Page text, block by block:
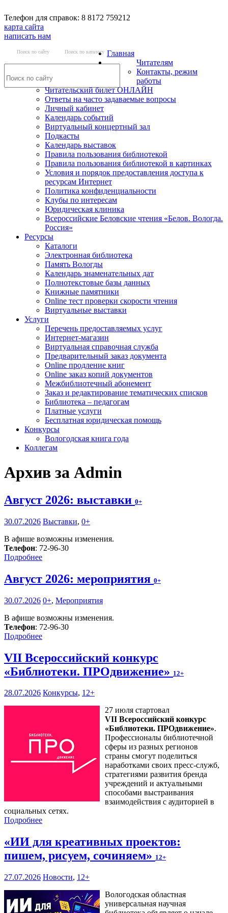
Телефон для справок: 8 8172 759212
карта сайта
написать нам
Поиск по сайту Поиск по каталогу Главная
Читателям
Контакты, режим
работы
Читательский билет ОНЛАЙН
Ответы на часто задаваемые вопросы
Личный кабинет
Календарь событий
Виртуальный концертный зал
Подкасты
Календарь выставок
Правила пользования библиотекой
Правила пользования библиотекой в картинках
Условия и порядок предоставления доступа к
ресурсам Интернет
Политика конфиденциальности
Клубы по интересам
Юридическая клиника
Всероссийские Беловские чтения «Белов. Вологда.
Россия»
Ресурсы
Каталоги
Электронная библиотека
Память Вологды
Календарь знаменательных дат
Полнотекстовые базы данных
Книжные памятники
Online тест проверки скорости чтения
Виртуальные выставки
Услуги
Перечень предоставляемых услуг
Интернет-магазин
Виртуальная справочная служба
Предварительный заказ документа
Online продление книг
Online заказ копий документов
Межбиблиотечный абонемент
Заказ и редактирование тематических списков
Библиотека – педагогам
Платные услуги
Бесплатная юридическая помощь
Конкурсы
Вологодская книга года
Коллегам
Архив за Admin
Август 2026: выставки 0+
30.07.2026 Выставки, 0+
В афише возможны изменения.
Телефон: 72-96-30
Подробнее
Август 2026: мероприятия 0+
30.07.2026 0+, Мероприятия
В афише возможны изменения.
Телефон: 72-96-30
Подробнее
VII Всероссийский конкурс
«Библиотеки. ПРОдвижение» 12+
28.07.2026 Конкурсы, 12+
27 июля стартовал
VII Всероссийский конкурс
«Библиотеки. ПРОдвижение».
Профессионалы библиотечной
сферы из разных регионов
страны смогут поделиться
наработками своих пресс-служб,
стратегиями развития бренда
учреждений и актуальными
способами выстраивания
взаимодействия с аудиторией в
социальных сетях.
Подробнее
«ИИ для креативных проектов:
пишем, рисуем, сочиняем» 12+
27.07.2026 Новости, 12+
Вологодская областная
универсальная научная